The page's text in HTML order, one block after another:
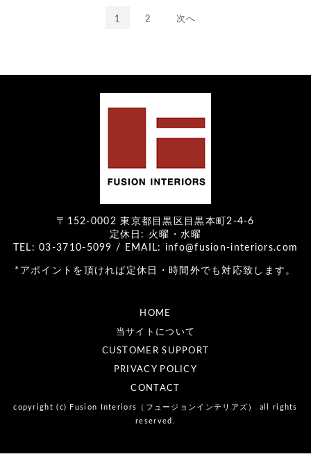
1 2 次へ
〒152-0002 東京都目黒区目黒本町2-4-6
定休日: 火曜・水曜
TEL: 03-3710-5099 / EMAIL: info@fusion-interiors.com
*アポイントを頂ければ定休日・時間外でも対応致します。
HOME
当サイトについて
CUSTOMER SUPPORT
PRIVACY POLICY
CONTACT
copyright (c) Fusion Interiors（フュージョンインテリアズ） all rights
reserved.